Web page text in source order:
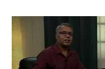
تنهایی بلکه برما خداوند
بتانیم که با کلام خوبی
از او یاد بگیریم و این
درستی خوبه برما میگه
از این مشکلات بتانیم به